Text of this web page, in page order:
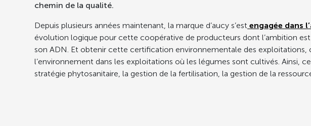
chemin de la qualité.
Depuis plusieurs années maintenant, la marque d’aucy s’est engagée dans
évolution logique pour cette coopérative de producteurs dont l’ambition
son ADN. Et obtenir cette certification environnementale des exploitations,
l’environnement dans les exploitations où les légumes sont cultivés. Ainsi,
stratégie phytosanitaire, la gestion de la fertilisation, la gestion de la